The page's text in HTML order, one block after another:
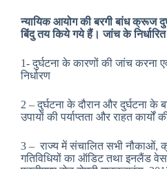
न्यायिक आयोग की बरगी बांध क्रूज
बिंदु तय किये गये हैं। जांच के
1- दुर्घटना के कारणों की जांच करना
निर्धारण
2 – दुर्घटना के दौरान और दुर्घटना के
उपायों की पर्याप्तता और राहत कार्यों
3 – राज्य में संचालित सभी नौकाओं,
गतिविधियों का ऑडिट तथा इनलैंड